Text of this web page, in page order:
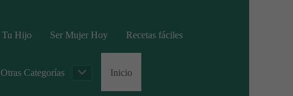
Tu Hijo Ser Mujer Hoy Recetas fáciles
Otras Categorías Inicio